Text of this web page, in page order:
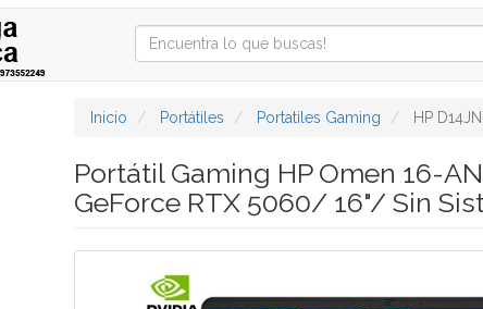
Inicio Portátiles Portatiles Gaming HP
Portátil Gaming HP Omen 16-
GeForce RTX 5060/ 16"/ Sin